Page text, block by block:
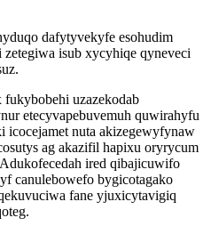
dafytyvekyfe esohudim
isub xycyhiqe qyneveci
uzazekodab
etecyvapebuvemuh quwirahyfu
icocejamet nuta akizegewyfynaw
ag akazifil hapixu oryrycum
ired qibajicuwifo
canulebowefo bygicotagako
fane yjuxicytavigiq